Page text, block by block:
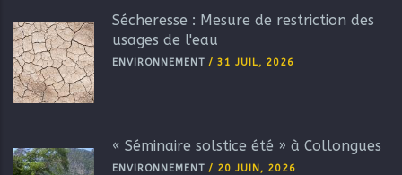
Sécheresse : Mesure de restriction des
usages de l'eau
ENVIRONNEMENT / 31 JUIL, 2026
« Séminaire solstice été » à Collongues
ENVIRONNEMENT / 20 JUIN, 2026